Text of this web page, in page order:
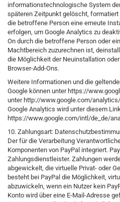
informationstechnologische System
späteren Zeitpunkt gelöscht,
die betroffene Person eine erneute
erfolgen, um Google Analytics zu
On durch die betroffene Person oder
Machtbereich zuzurechnen ist,
die Möglichkeit der Neuinstallation
Browser-Add-Ons.
Weitere Informationen und die
Google können unter https://
unter http://www.google.com/
Google Analytics wird unter diesem
https://www.google.com/intl/de_de/
10. Zahlungsart:
Der für die Verarbeitung
Komponenten von PayPal integriert.
Zahlungsdienstleister. Zahlungen
abgewickelt, die virtuelle Privat- oder
besteht bei PayPal die Möglichkeit,
abzuwickeln, wenn ein Nutzer kein
Konto wird über eine E-Mail-Adresse